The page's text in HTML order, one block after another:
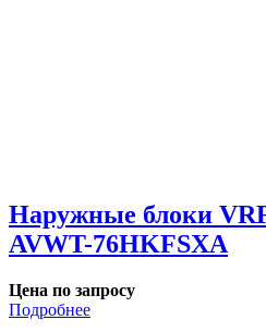
Наружные блоки
AVWT-76HKFSXA
Цена по запросу
Подробнее